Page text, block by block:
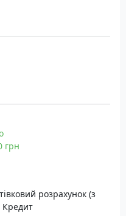
грн
розрахунок (з